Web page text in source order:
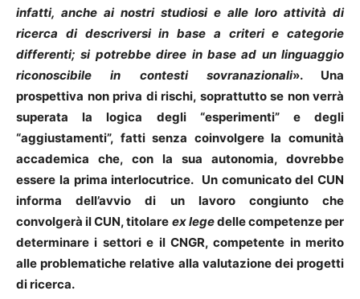
infatti, anche ai nostri studiosi e alle loro attività di
ricerca di descriversi in base a criteri e categorie
differenti; si potrebbe diree in base ad un linguaggio
riconoscibile in contesti sovranazionali». Una
prospettiva non priva di rischi, soprattutto se non verrà
superata la logica degli “esperimenti” e degli
“aggiustamenti”, fatti senza coinvolgere la comunità
accademica che, con la sua autonomia, dovrebbe
essere la prima interlocutrice. Un comunicato del CUN
informa dell’avvio di un lavoro congiunto che
convolgerà il CUN, titolare ex legedelle competenze per
determinare i settori e il CNGR, competente in merito
alle problematiche relative alla valutazione dei progetti
di ricerca.